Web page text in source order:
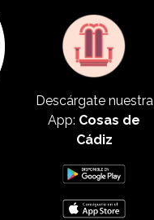
Descárgate nuestra
App: Cosas de
Cádiz